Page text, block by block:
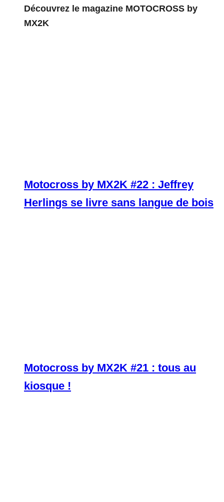
Découvrez le magazine MOTOCROSS by
MX2K
Motocross by MX2K #22 : Jeffrey
Herlings se livre sans langue de bois
Motocross by MX2K #21 : tous au
kiosque !